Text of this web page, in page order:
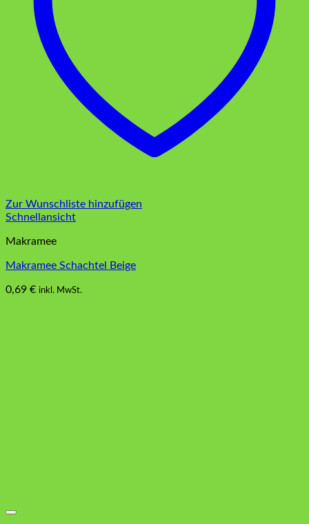
Zur Wunschliste hinzufügen
Schnellansicht
Makramee
Makramee Schachtel Beige
0,69 € inkl. MwSt.